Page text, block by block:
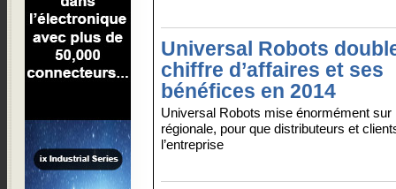
Universal Robots
chiffre d’affaires et ses
bénéfices en 2014
Universal Robots mise énormément sur
régionale, pour que distributeurs et
l’entreprise